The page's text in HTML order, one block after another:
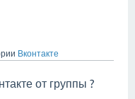
Вконтакте
от группы ?